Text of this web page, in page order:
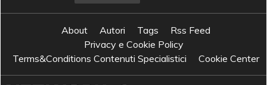
About Autori Tags
Rss Feed
Privacy e Cookie Policy
Terms&Conditions Contenuti Specialistici
Cookie Center